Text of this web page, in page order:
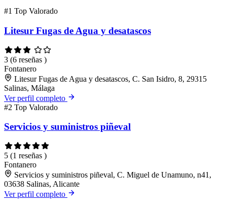
#1 Top Valorado
Litesur Fugas de Agua y desatascos
3 (6 reseñas )
Fontanero
Litesur Fugas de Agua y desatascos, C. San Isidro, 8, 29315
Salinas, Málaga
Ver perfil completo
#2 Top Valorado
Servicios y suministros piñeval
5 (1 reseñas )
Fontanero
Servicios y suministros piñeval, C. Miguel de Unamuno, n41,
03638 Salinas, Alicante
Ver perfil completo